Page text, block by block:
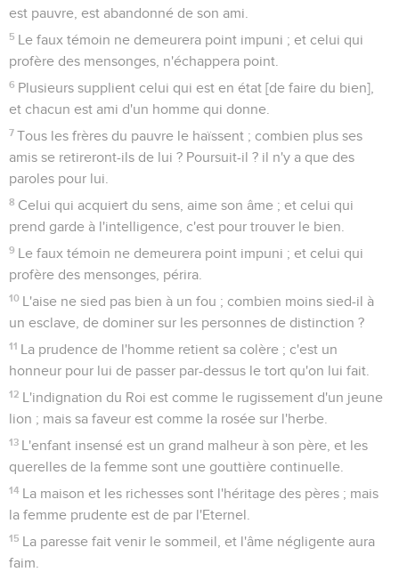
est pauvre, est abandonné de son ami.
5 Le faux témoin ne demeurera point impuni ; et celui qui
profère des mensonges, n'échappera point.
6 Plusieurs supplient celui qui est en état [de faire du bien],
et chacun est ami d'un homme qui donne.
7 Tous les frères du pauvre le haïssent ; combien plus ses
amis se retireront-ils de lui ? Poursuit-il ? il n'y a que des
paroles pour lui.
8 Celui qui acquiert du sens, aime son âme ; et celui qui
prend garde à l'intelligence, c'est pour trouver le bien.
9 Le faux témoin ne demeurera point impuni ; et celui qui
profère des mensonges, périra.
10 L'aise ne sied pas bien à un fou ; combien moins sied-il à
un esclave, de dominer sur les personnes de distinction ?
11 La prudence de l'homme retient sa colère ; c'est un
honneur pour lui de passer par-dessus le tort qu'on lui fait.
12 L'indignation du Roi est comme le rugissement d'un jeune
lion ; mais sa faveur est comme la rosée sur l'herbe.
13 L'enfant insensé est un grand malheur à son père, et les
querelles de la femme sont une gouttière continuelle.
14 La maison et les richesses sont l'héritage des pères ; mais
la femme prudente est de par l'Eternel.
15 La paresse fait venir le sommeil, et l'âme négligente aura
faim.